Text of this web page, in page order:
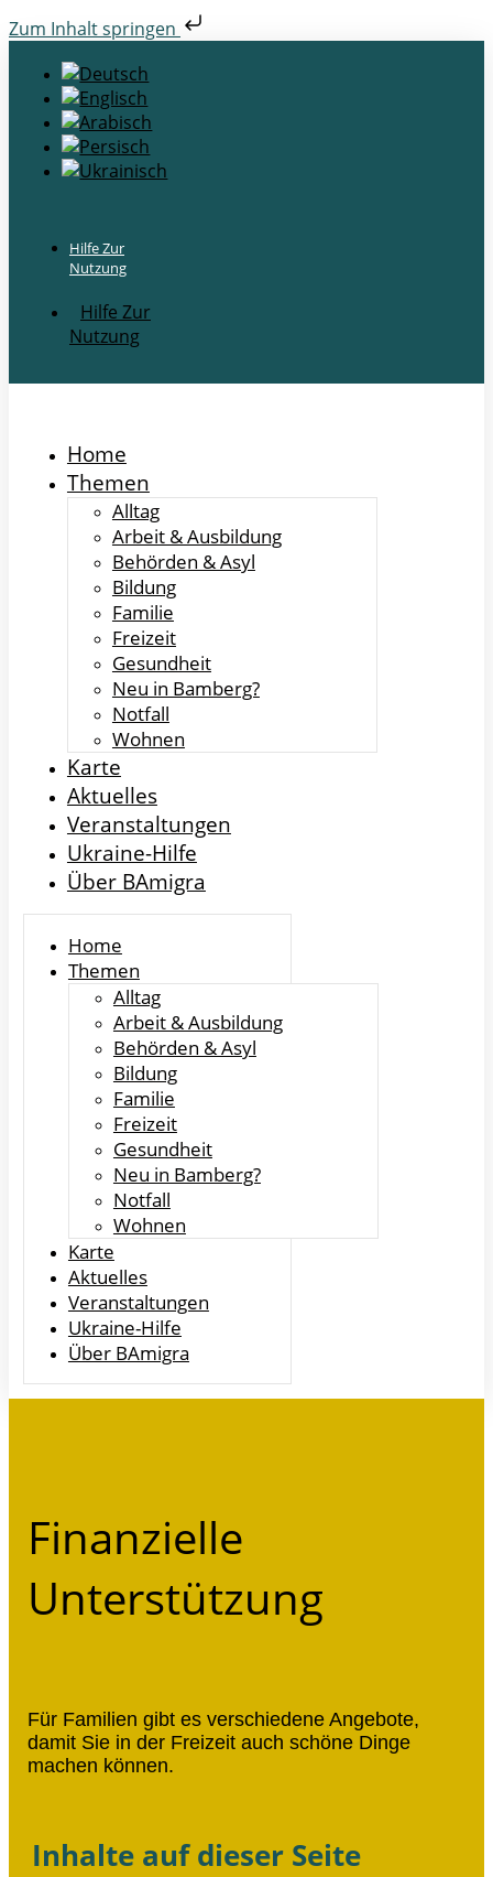
Zum Inhalt springen
Hilfe Zur
Nutzung
Hilfe Zur
Nutzung
Home
Themen
Alltag
Arbeit & Ausbildung
Behörden & Asyl
Bildung
Familie
Freizeit
Gesundheit
Neu in Bamberg?
Notfall
Wohnen
Karte
Aktuelles
Veranstaltungen
Ukraine-Hilfe
Über BAmigra
Home
Themen
Alltag
Arbeit & Ausbildung
Behörden & Asyl
Bildung
Familie
Freizeit
Gesundheit
Neu in Bamberg?
Notfall
Wohnen
Karte
Aktuelles
Veranstaltungen
Ukraine-Hilfe
Über BAmigra
Finanzielle
Unterstützung
Für Familien gibt es verschiedene Angebote,
damit Sie in der Freizeit auch schöne Dinge
machen können.
Inhalte auf dieser Seite